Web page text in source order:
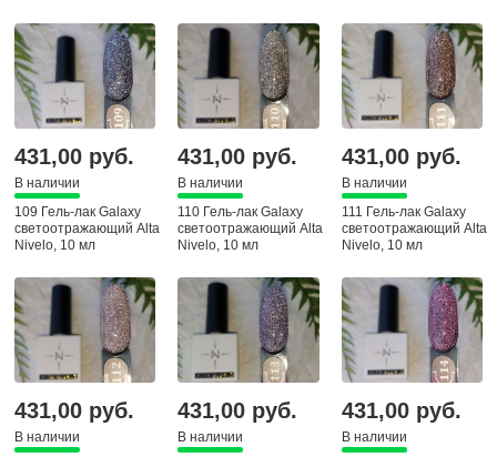
431,00 руб.
В наличии
109 Гель-лак Galaxy
светоотражающий Alta
Nivelo, 10 мл
431,00 руб.
В наличии
110 Гель-лак Galaxy
светоотражающий Alta
Nivelo, 10 мл
431,00 руб.
В наличии
111 Гель-лак Galaxy
светоотражающий Alta
Nivelo, 10 мл
431,00 руб.
В наличии
431,00 руб.
В наличии
431,00 руб.
В наличии